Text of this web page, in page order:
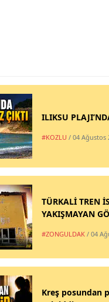
ILIKSU
#KOZLU / 04 Ağustos
TÜRKALİ TREN
YAKIŞMAYAN
#ZONGULDAK / 04
Kreş posundan